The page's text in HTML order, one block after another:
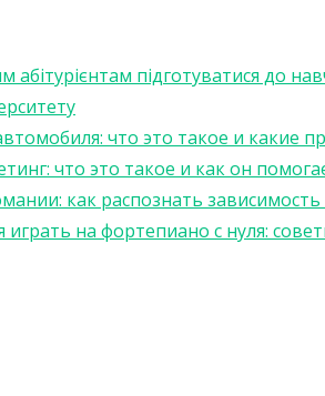
абітурієнтам підготуватися до
что это такое и какие
что это такое и как он
как распознать
играть на фортепиано с нуля: